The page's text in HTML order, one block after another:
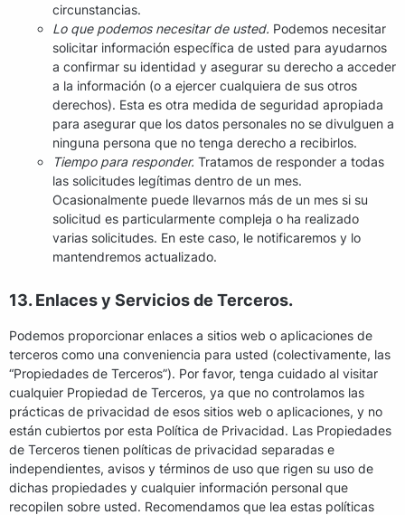
circunstancias.
Lo que podemos necesitar de usted. Podemos necesitar
solicitar información específica de usted para ayudarnos
a confirmar su identidad y asegurar su derecho a acceder
a la información (o a ejercer cualquiera de sus otros
derechos). Esta es otra medida de seguridad apropiada
para asegurar que los datos personales no se divulguen a
ninguna persona que no tenga derecho a recibirlos.
Tiempo para responder. Tratamos de responder a todas
las solicitudes legítimas dentro de un mes.
Ocasionalmente puede llevarnos más de un mes si su
solicitud es particularmente compleja o ha realizado
varias solicitudes. En este caso, le notificaremos y lo
mantendremos actualizado.
13. Enlaces y Servicios de Terceros.
Podemos proporcionar enlaces a sitios web o aplicaciones de
terceros como una conveniencia para usted (colectivamente, las
“Propiedades de Terceros”). Por favor, tenga cuidado al visitar
cualquier Propiedad de Terceros, ya que no controlamos las
prácticas de privacidad de esos sitios web o aplicaciones, y no
están cubiertos por esta Política de Privacidad. Las Propiedades
de Terceros tienen políticas de privacidad separadas e
independientes, avisos y términos de uso que rigen su uso de
dichas propiedades y cualquier información personal que
recopilen sobre usted. Recomendamos que lea estas políticas